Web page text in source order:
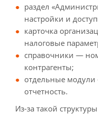
раздел
настройки и
карточка
налоговые
справочники —
контрагенты;
отдельные
отчетность.
Из-за такой